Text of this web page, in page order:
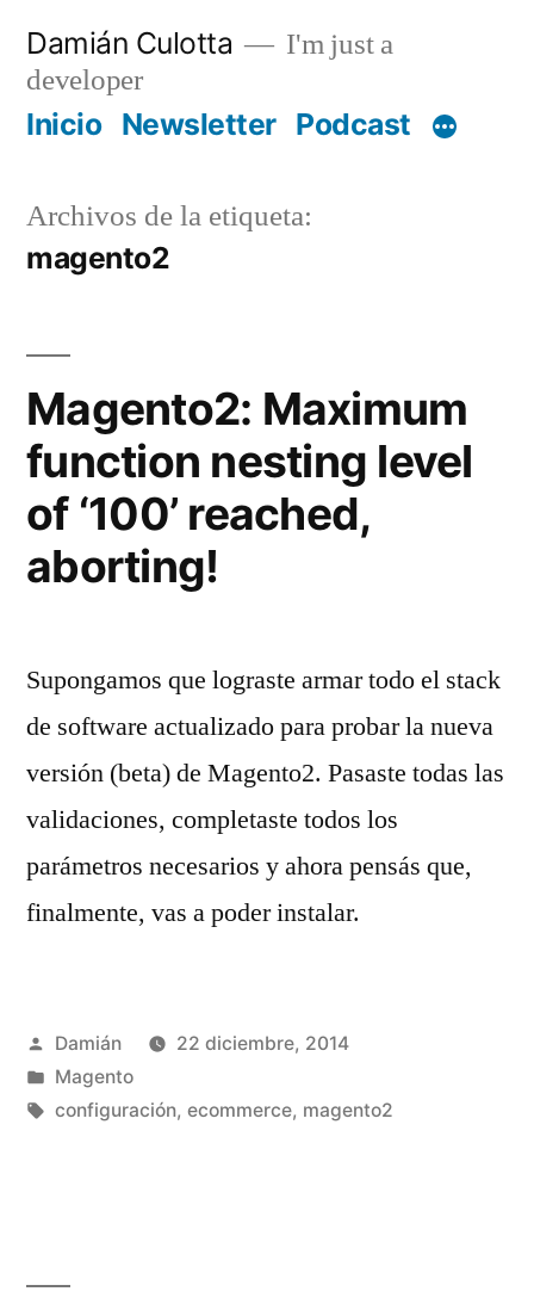
contenido
Damián Culotta
I'm just a
developer
Inicio Newsletter Podcast
Archivos de la etiqueta:
magento2
Magento2: Maximum
function nesting level
of ‘100’ reached,
aborting!
Supongamos que lograste armar todo el stack
de software actualizado para probar la nueva
versión (beta) de Magento2. Pasaste todas las
validaciones, completaste todos los
parámetros necesarios y ahora pensás que,
finalmente, vas a poder instalar.
Publicado
por
Damián
22 diciembre, 2014
Publicado
en
Magento
Etiquetas:
configuración, ecommerce, magento2